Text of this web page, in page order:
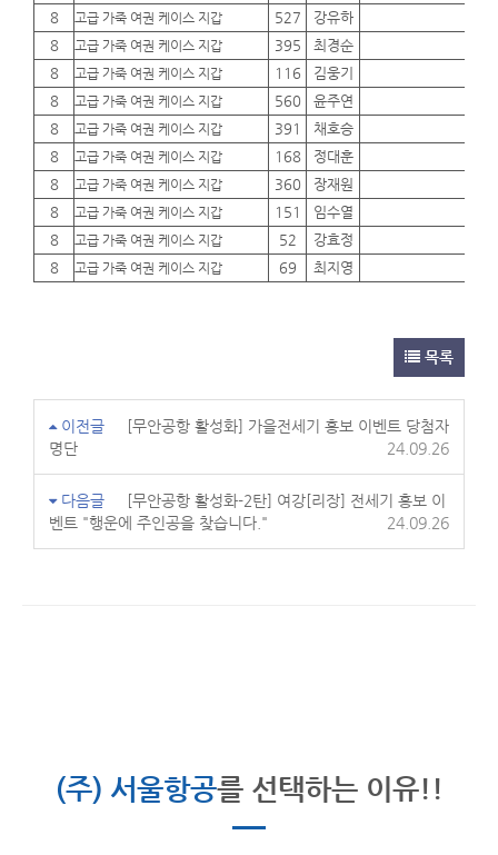
8
고급 가죽 여권 케이스 지갑 527 강유하
8
고급 가죽 여권 케이스 지갑 395 최경순
8
고급 가죽 여권 케이스 지갑 116 김웅기
8
고급 가죽 여권 케이스 지갑 560 윤주연
8
고급 가죽 여권 케이스 지갑 391 채호승
8
고급 가죽 여권 케이스 지갑 168 정대훈
8
고급 가죽 여권 케이스 지갑 360 장재원
8
고급 가죽 여권 케이스 지갑 151 임수열
8
고급 가죽 여권 케이스 지갑 52 강효정
8
고급 가죽 여권 케이스 지갑 69 최지영
목록
이전글
[무안공항 활성화] 가을전세기 홍보 이벤트 당첨자
명단
24.09.26
다음글
[무안공항 활성화-2탄] 여강[리장] 전세기 홍보 이
벤트 "행운에 주인공을 찾습니다."
24.09.26
(주) 서울항공를 선택하는 이유!!